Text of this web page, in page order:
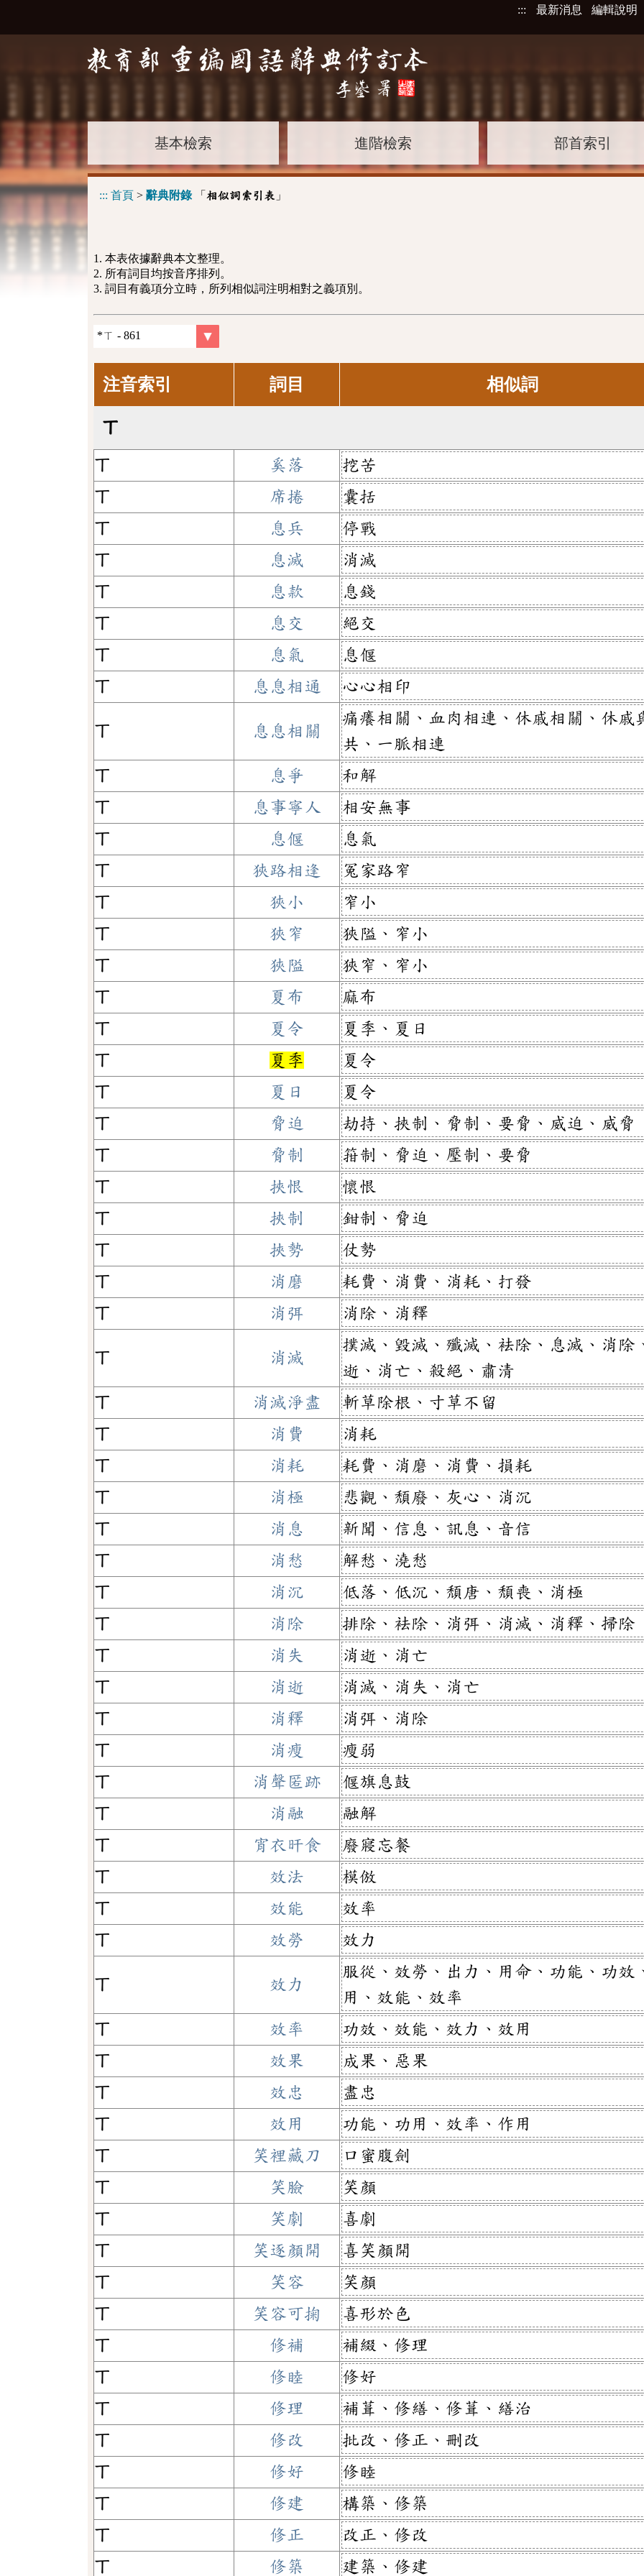
::: 最新消息 編輯說明
基本檢索 進階檢索 部首索引
::: 首頁 > 辭典附錄「 相似詞索引表 」
1. 本表依據辭典本文整理。
2. 所有詞目均按音序排列。
3. 詞目有義項分立時，所列相似詞注明相對之義項別。
注音索引 詞目 相似詞
ㄒ
ㄒ 奚落
挖苦
ㄒ
席捲
囊括
ㄒ
息兵
停戰
ㄒ
息滅
消滅
ㄒ
息款
息錢
ㄒ
息交
絕交
ㄒ
息氣
息偃
ㄒ
息息相通 心心相印
ㄒ 息息相關
痛癢相關、血肉相連、休戚相關、休戚
共、一脈相連
ㄒ
息爭
和解
ㄒ
息事寧人
相安無事
ㄒ
息偃
息氣
ㄒ
狹路相逢
冤家路窄
ㄒ
狹小
窄小
ㄒ
狹窄
狹隘、窄小
ㄒ
狹隘
狹窄、窄小
ㄒ
夏布
麻布
ㄒ
夏令
夏季、夏日
ㄒ
夏季
夏令
ㄒ
夏日
夏令
ㄒ
脅迫
劫持、挾制、脅制、要脅、威迫、威脅
ㄒ
脅制
箝制、脅迫、壓制、要脅
ㄒ
挾恨
懷恨
ㄒ
挾制
鉗制、脅迫
ㄒ
挾勢
仗勢
ㄒ
消磨
耗費、消費、消耗、打發
ㄒ
消弭 消除、消釋
ㄒ 消滅
撲滅、毀滅、殲滅、袪除、息滅、消除
逝、消亡、殺絕、肅清
ㄒ
消滅淨盡
斬草除根、寸草不留
ㄒ
消費
消耗
ㄒ
消耗
耗費、消磨、消費、損耗
ㄒ
消極
悲觀、頹廢、灰心、消沉
ㄒ
消息
新聞、信息、訊息、音信
ㄒ
消愁
解愁、澆愁
ㄒ
消沉
低落、低沉、頹唐、頹喪、消極
ㄒ
消除
排除、袪除、消弭、消滅、消釋、掃除
ㄒ
消失
消逝、消亡
ㄒ
消逝
消滅、消失、消亡
ㄒ
消釋
消弭、消除
ㄒ
消瘦
瘦弱
ㄒ
消聲匿跡
偃旗息鼓
ㄒ
消融
融解
ㄒ
宵衣旰食
廢寢忘餐
ㄒ
效法
模倣
ㄒ
效能
效率
ㄒ
效勞 效力
ㄒ 效力
服從、效勞、出力、用命、功能、功效
用、效能、效率
ㄒ
效率
功效、效能、效力、效用
ㄒ
效果
成果、惡果
ㄒ
效忠
盡忠
ㄒ
效用
功能、功用、效率、作用
ㄒ
笑裡藏刀
口蜜腹劍
ㄒ
笑臉
笑顏
ㄒ
笑劇
喜劇
ㄒ
笑逐顏開
喜笑顏開
ㄒ
笑容
笑顏
ㄒ
笑容可掬
喜形於色
ㄒ
修補
補綴、修理
ㄒ
修睦
修好
ㄒ
修理
補葺、修繕、修葺、繕治
ㄒ
修改
批改、修正、刪改
ㄒ
修好
修睦
ㄒ
修建
構築、修築
ㄒ
修正
改正、修改
ㄒ
修築 建築、修建